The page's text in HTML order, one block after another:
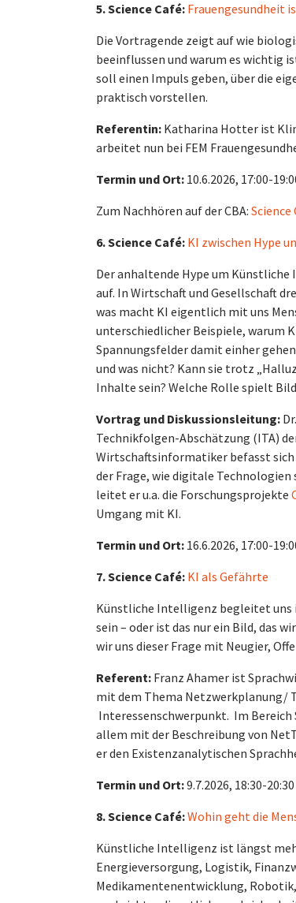
5. Science Café: Frauengesundheit
Die Vortragende zeigt auf wie
beeinflussen und warum es wichtig
soll einen Impuls geben, über die
praktisch vorstellen.
Referentin: Katharina Hotter ist
arbeitet nun bei FEM
Termin und Ort: 10.6.2026, 17:00-
Zum Nachhören auf der CBA: Science
6. Science Café: KI zwischen Hype
Der anhaltende Hype um
auf. In Wirtschaft und Gesellschaft
was macht KI eigentlich mit uns
unterschiedlicher Beispiele, warum
Spannungsfelder damit einher
und was nicht? Kann sie trotz
Inhalte sein? Welche Rolle spielt
Vortrag und Diskussionsleitung:
Technikfolgen-Abschätzung (ITA)
Wirtschaftsinformatiker befasst
der Frage, wie digitale
leitet er u.a. die Forschungsprojekte
Umgang mit KI.
Termin und Ort: 16.6.2026, 17:00-
7. Science Café: KI als Gefährte
Künstliche Intelligenz begleitet uns
sein – oder ist das nur ein Bild, das
wir uns dieser Frage mit Neugier,
Referent: Franz Ahamer ist
mit dem Thema Netzwerkplanung/
Interessenschwerpunkt. Im
allem mit der Beschreibung von
er den Existenzanalytischen
Termin und Ort:9.7.2026, 18:30-
8. Science Café:Wohin geht die
Künstliche Intelligenz ist längst
Energieversorgung, Logistik,
Medikamentenentwicklung,